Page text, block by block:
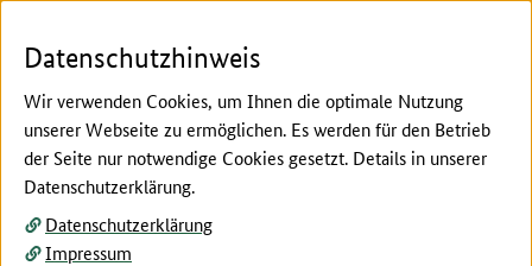
Hier beginnt der Hauptinhalt dieser Seite
Aquakultur
Datenschutzhinweis
Wir verwenden Cookies, um Ihnen die optimale Nutzung
unserer Webseite zu ermöglichen. Es werden für den Betrieb
der Seite nur notwendige Cookies gesetzt. Details in unserer
Datenschutzerklärung.
Datenschutzerklärung
Impressum